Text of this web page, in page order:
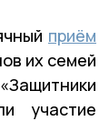
приём
их семей
участие